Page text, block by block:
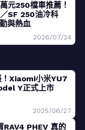
元250檔車推薦！
SF 250油冷科
與熱血
2026/07/24
Xiaomi小米YU7
Y正式上市
2025/06/27
RAV4 PHEV 真的